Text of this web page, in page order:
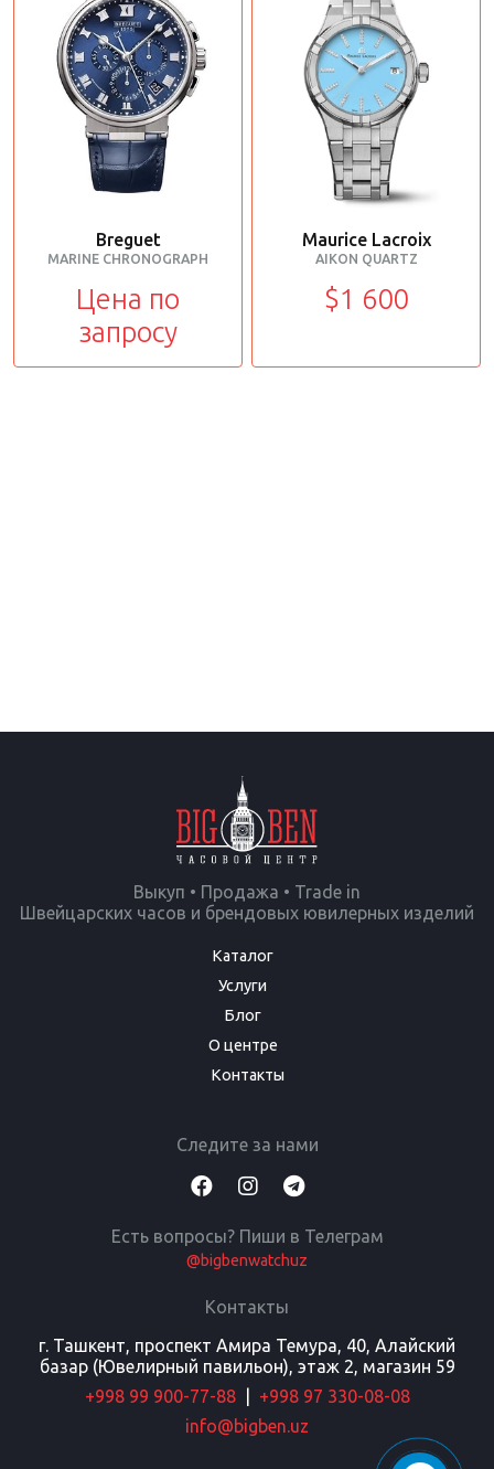
Breguet
MARINE CHRONOGRAPH
Цена по
запросу
Maurice Lacroix
AIKON QUARTZ
$1 600
Выкуп • Продажа • Trade in
Швейцарских часов и брендовых ювилерных изделий
Каталог
Услуги
Блог
О центре
Контакты
Следите за нами
Есть вопросы? Пиши в Телеграм
@bigbenwatchuz
Контакты
г. Ташкент, проспект Амира Темура, 40, Алайский
базар (Ювелирный павильон), этаж 2, магазин 59
+998 99 900-77-88
+998 97 330-08-08
info@bigben.uz